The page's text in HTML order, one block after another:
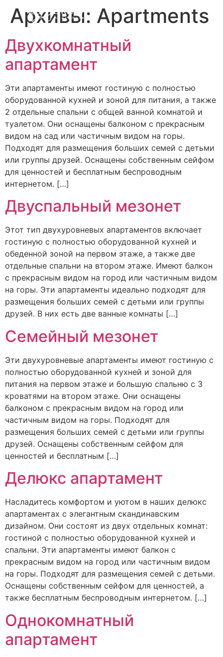
Архивы: Apartments
Двухкомнатный
апартамент
Эти апартаменты имеют гостиную с полностью
оборудованной кухней и зоной для питания, а также
2 отдельные спальни с общей ванной комнатой и
туалетом. Они оснащены балконом с прекрасным
видом на сад или частичным видом на горы.
Подходят для размещения больших семей с детьми
или группы друзей. Оснащены собственным сейфом
для ценностей и бесплатным беспроводным
интернетом. […]
Двуспальный мезонет
Этот тип двухуровневых апартаментов включает
гостиную с полностью оборудованной кухней и
обеденной зоной на первом этаже, а также две
отдельные спальни на втором этаже. Имеют балкон
с прекрасным видом на город или частичным видом
на горы. Эти апартаменты идеально подходят для
размещения больших семей с детьми или группы
друзей. В них есть две ванные комнаты […]
Семейный мезонет
Эти двухуровневые апартаменты имеют гостиную с
полностью оборудованной кухней и зоной для
питания на первом этаже и большую спальню с 3
кроватями на втором этаже. Они оснащены
балконом с прекрасным видом на город или
частичным видом на горы. Подходят для
размещения больших семей с детьми или группы
друзей. Оснащены собственным сейфом для
ценностей и бесплатным […]
Делюкс апартамент
Насладитесь комфортом и уютом в наших делюкс
апартаментах с элегантным скандинавским
дизайном. Они состоят из двух отдельных комнат:
гостиной с полностью оборудованной кухней и
спальни. Эти апартаменты имеют балкон с
прекрасным видом на город или частичным видом
на горы. Подходят для размещения семей с детьми.
Оснащены собственным сейфом для ценностей, а
также бесплатным беспроводным интернетом. […]
Однокомнатный
апартамент